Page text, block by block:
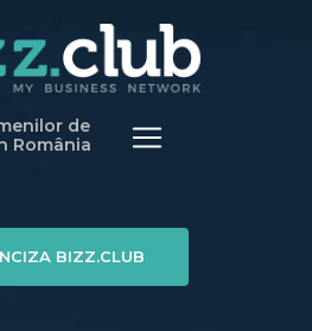
de
România
BIZZ.CLUB